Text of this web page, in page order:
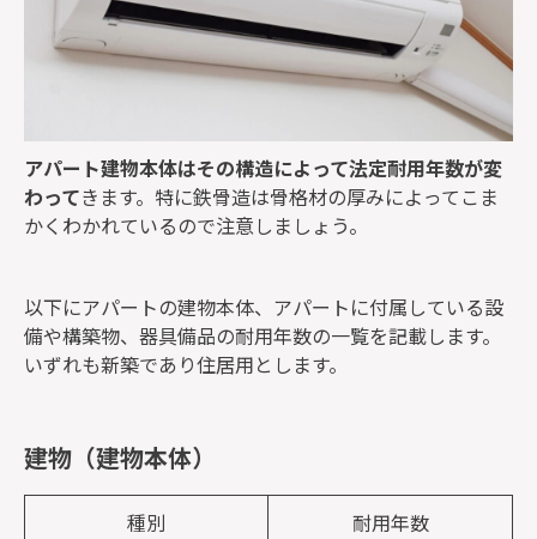
アパート建物本体はその構造によって法定耐用年数が変
わってきます。特に鉄骨造は骨格材の厚みによってこま
かくわかれているので注意しましょう。
以下にアパートの建物本体、アパートに付属している設
備や構築物、器具備品の耐用年数の一覧を記載します。
いずれも新築であり住居用とします。
建物（建物本体）
種別
耐用年数